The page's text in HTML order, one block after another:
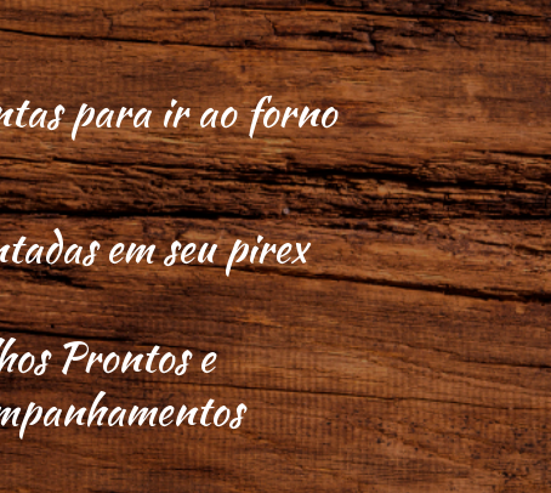
para ir ao forno
em seu pirex
Prontos e